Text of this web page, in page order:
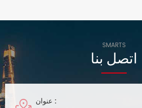
SMARTS
اتصل بنا
عنوان :